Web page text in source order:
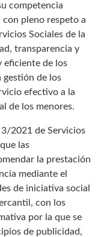
competencia
pleno respeto a
Sociales de la
transparencia y
eficiente de los
de los
efectivo a la
de los menores.
2021 de Servicios
las
la prestación
mediante el
de iniciativa social
con los
por la que se
de publicidad,